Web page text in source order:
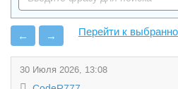
← →
30 Июля 2026, 13:08